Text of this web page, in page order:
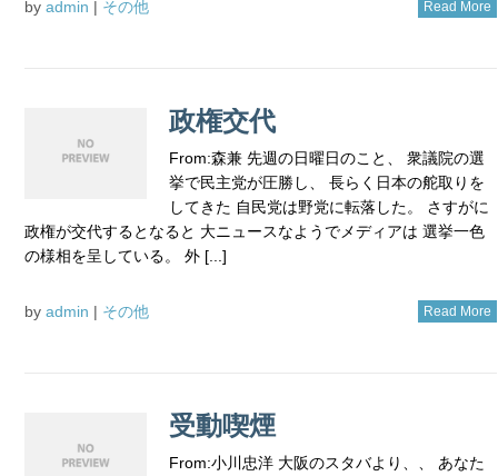
by admin | その他 Read More
政権交代
From:森兼 先週の日曜日のこと、 衆議院の選
挙で民主党が圧勝し、 長らく日本の舵取りを
してきた 自民党は野党に転落した。 さすがに
政権が交代するとなると 大ニュースなようでメディアは 選挙一色
の様相を呈している。 外 [...]
by admin | その他 Read More
受動喫煙
From:小川忠洋 大阪のスタバより、、 あなた